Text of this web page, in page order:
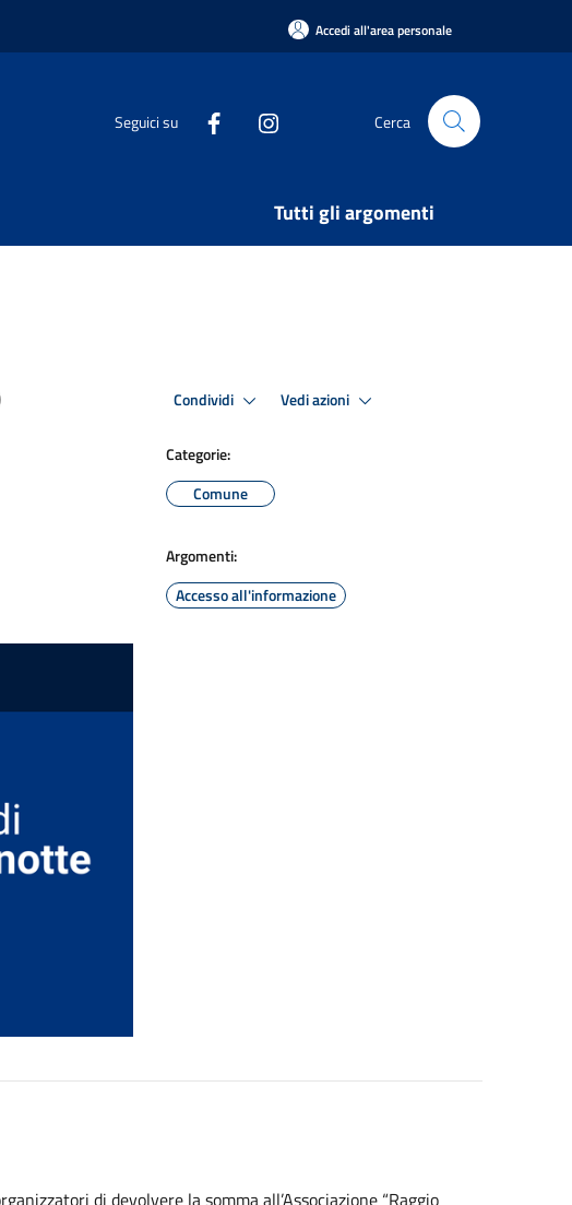
Accedi all'area personale
Seguici su Cerca
Tutti gli argomenti
Condividi Vedi azioni
Categorie:
Comune
Argomenti:
Accesso all'informazione
di devolvere la somma all’Associazione “Raggio